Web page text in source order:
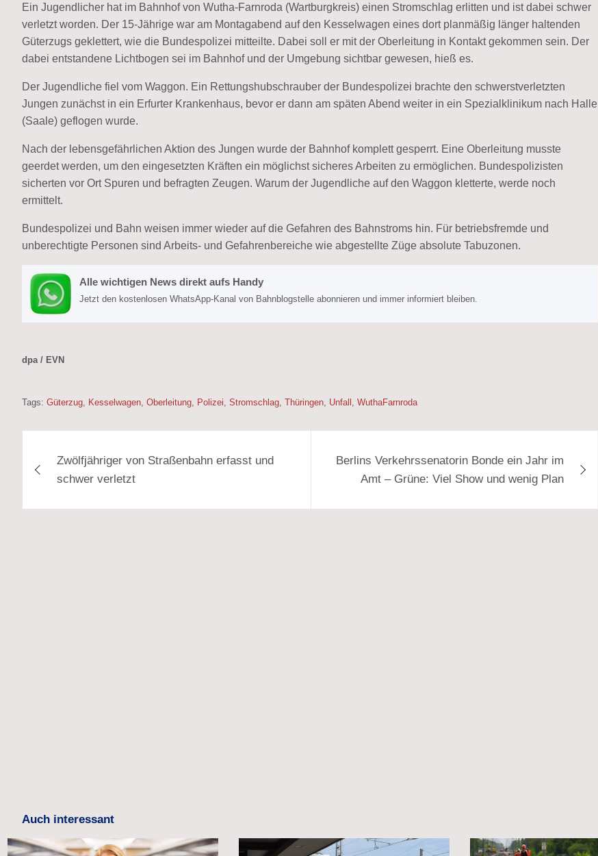
Ein Jugendlicher hat im Bahnhof von Wutha-Farnroda (Wartburgkreis) einen Stromschlag erlitten und ist dabei schwer
verletzt worden. Der 15-Jährige war am Montagabend auf den Kesselwagen eines dort planmäßig länger haltenden
Güterzugs geklettert, wie die Bundespolizei mitteilte. Dabei soll er mit der Oberleitung in Kontakt gekommen sein. Der
dabei entstandene Lichtbogen sei im Bahnhof und der Umgebung sichtbar gewesen, hieß es.
Der Jugendliche fiel vom Waggon. Ein Rettungshubschrauber der Bundespolizei brachte den schwerstverletzten
Jungen zunächst in ein Erfurter Krankenhaus, bevor er dann am späten Abend weiter in ein Spezialklinikum nach Halle
(Saale) geflogen wurde.
Nach der lebensgefährlichen Aktion des Jungen wurde der Bahnhof komplett gesperrt. Eine Oberleitung musste
geerdet werden, um den eingesetzten Kräften ein möglichst sicheres Arbeiten zu ermöglichen. Bundespolizisten
sicherten vor Ort Spuren und befragten Zeugen. Warum der Jugendliche auf den Waggon kletterte, werde noch
ermittelt.
Bundespolizei und Bahn weisen immer wieder auf die Gefahren des Bahnstroms hin. Für betriebsfremde und
unberechtigte Personen sind Arbeits- und Gefahrenbereiche wie abgestellte Züge absolute Tabuzonen.
Alle wichtigen News direkt aufs Handy
Jetzt den kostenlosen WhatsApp-Kanal von Bahnblogstelle abonnieren und immer informiert bleiben.
dpa / EVN
Tags: Güterzug Kesselwagen Oberleitung Polizei Stromschlag Thüringen Unfall WuthaFarnroda
Zwölfjähriger von Straßenbahn erfasst und
schwer verletzt
Berlins Verkehrssenatorin Bonde ein Jahr im
Amt – Grüne: Viel Show und wenig Plan
Auch interessant